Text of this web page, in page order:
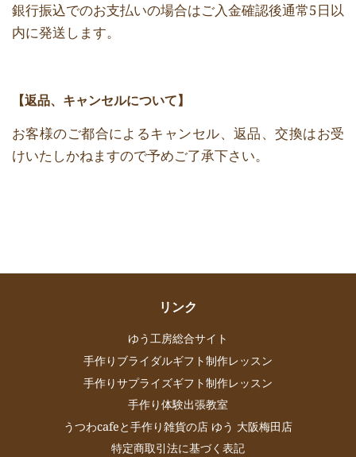
銀行振込でのお支払いの場合はご入金確認後通常5日以
内に発送します。
【返品、キャンセルについて】
お客様のご都合によるキャンセル、返品、交換はお受
けいたしかねますので予めご了承下さい。
リンク
ゆう工房総合サイト
手作りブライダルギフト制作レッスン
手作りサプライズギフト制作レッスン
手作り体験出張教室
うつわcafeと手作り雑貨の店 ゆう 大阪梅田店
特定商取引法に基づく表記